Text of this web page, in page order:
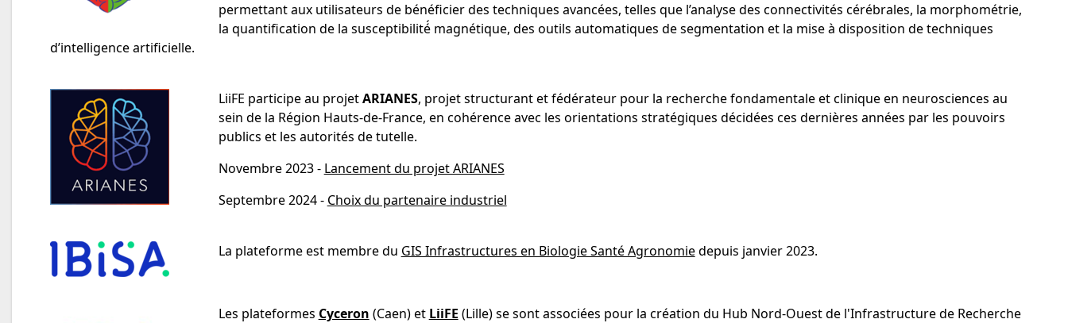
permettant aux utilisateurs de bénéficier des techniques avancées, telles que l’analyse des connectivités cérébrales, la morphométrie,
la quantification de la susceptibilité́ magnétique, des outils automatiques de segmentation et la mise à disposition de techniques
d’intelligence artificielle.
LiiFE participe au projetARIANES, projet structurant et fédérateur pour la recherche fondamentale et clinique en neurosciences au
sein de la Région Hauts-de-France, en cohérence avec les orientations stratégiques décidées ces dernières années par les pouvoirs
publics et les autorités de tutelle.
Novembre 2023 - Lancement du projet ARIANES
Septembre 2024 - Choix du partenaire industriel
La plateforme est membre du GIS Infrastructures en Biologie Santé Agronomiedepuis janvier 2023.
Les plateformes Cyceron (Caen) et LiiFE (Lille) se sont associées pour la création du Hub Nord-Ouest de l'Infrastructure de Recherche